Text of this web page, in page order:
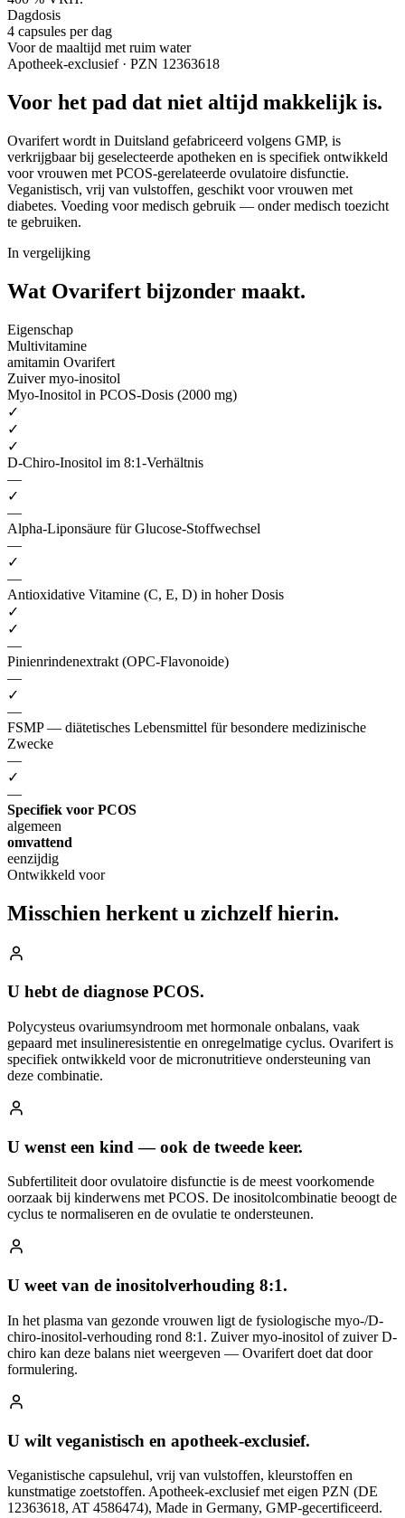
Dagdosis
4 capsules per dag
Voor de maaltijd met ruim water
Apotheek-exclusief · PZN 12363618
Voor het pad dat niet altijd makkelijk is.
Ovarifert wordt in Duitsland gefabriceerd volgens GMP, is
verkrijgbaar bij geselecteerde apotheken en is specifiek ontwikkeld
voor vrouwen met PCOS-gerelateerde ovulatoire disfunctie.
Veganistisch, vrij van vulstoffen, geschikt voor vrouwen met
diabetes. Voeding voor medisch gebruik — onder medisch toezicht
te gebruiken.
In vergelijking
Wat Ovarifert bijzonder maakt.
Eigenschap
Multivitamine
amitamin Ovarifert
Zuiver myo-inositol
Myo-Inositol in PCOS-Dosis (2000 mg)
✓
✓
✓
D-Chiro-Inositol im 8:1-Verhältnis
—
✓
—
Alpha-Liponsäure für Glucose-Stoffwechsel
—
✓
—
Antioxidative Vitamine (C, E, D) in hoher Dosis
✓
✓
—
Pinienrindenextrakt (OPC-Flavonoide)
—
✓
—
FSMP — diätetisches Lebensmittel für besondere medizinische
Zwecke
—
✓
—
Specifiek voor PCOS
algemeen
omvattend
eenzijdig
Ontwikkeld voor
Misschien herkent u zichzelf hierin.
U hebt de diagnose PCOS.
Polycysteus ovariumsyndroom met hormonale onbalans, vaak
gepaard met insulineresistentie en onregelmatige cyclus. Ovarifert is
specifiek ontwikkeld voor de micronutritieve ondersteuning van
deze combinatie.
U wenst een kind — ook de tweede keer.
Subfertiliteit door ovulatoire disfunctie is de meest voorkomende
oorzaak bij kinderwens met PCOS. De inositolcombinatie beoogt de
cyclus te normaliseren en de ovulatie te ondersteunen.
U weet van de inositolverhouding 8:1.
In het plasma van gezonde vrouwen ligt de fysiologische myo-/D-
chiro-inositol-verhouding rond 8:1. Zuiver myo-inositol of zuiver D-
chiro kan deze balans niet weergeven — Ovarifert doet dat door
formulering.
U wilt veganistisch en apotheek-exclusief.
Veganistische capsulehul, vrij van vulstoffen, kleurstoffen en
kunstmatige zoetstoffen. Apotheek-exclusief met eigen PZN (DE
12363618, AT 4586474), Made in Germany, GMP-gecertificeerd.